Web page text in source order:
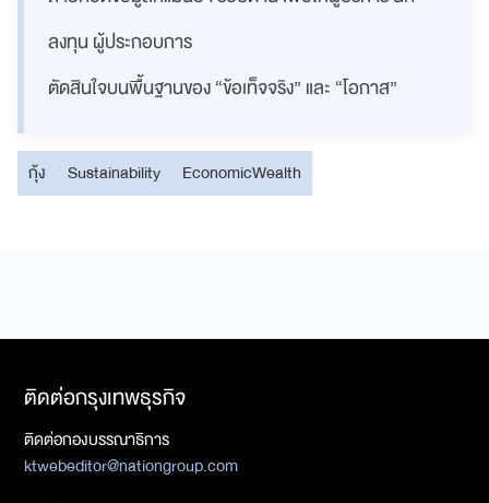
ลงทุน ผู้ประกอบการ
ตัดสินใจบนพื้นฐานของ “ข้อเท็จจริง” และ “โอกาส”
กุ้ง Sustainability EconomicWealth
ติดต่อกรุงเทพธุรกิจ
ติดต่อกองบรรณาธิการ
ktwebeditor@nationgroup.com